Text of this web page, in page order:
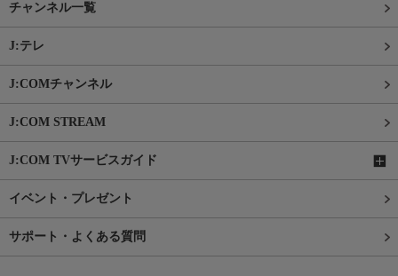
チャンネル一覧
J:テレ
J:COMチャンネル
J:COM STREAM
J:COM TVサービスガイド
イベント・プレゼント
サポート・よくある質問